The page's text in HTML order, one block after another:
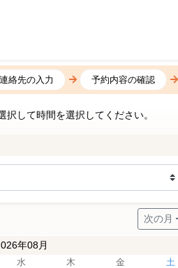
絡先の入力 予約内容の確認
択して時間を選択してください。
次の月
年08月
水 木 金
土